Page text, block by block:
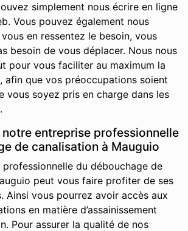
simplement nous écrire en ligne
Vous pouvez également nous
en ressentez le besoin, vous
besoin de vous déplacer. Nous nous
pour vous faciliter au maximum la
afin que vos préoccupations soient
vous soyez pris en charge dans les
entreprise professionnelle
de canalisation à Mauguio
du débouchage de
peut vous faire profiter de ses
Ainsi vous pourrez avoir accès aux
en matière d’assainissement
Pour assurer la qualité de nos